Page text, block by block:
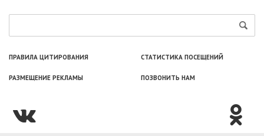
ПРАВИЛА ЦИТИРОВАНИЯ СТАТИСТИКА ПОСЕЩЕНИЙ
РАЗМЕЩЕНИЕ РЕКЛАМЫ ПОЗВОНИТЬ НАМ